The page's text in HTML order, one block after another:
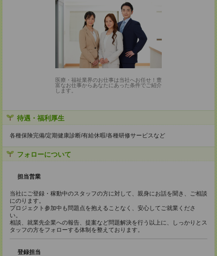
医療・福祉業界のお仕事は当社へお任せ！豊
富なお仕事からあなたにあった条件でご紹介
します。
待遇・福利厚生
各種保険完備/定期健康診断/有給休暇/各種研修サービスなど
フォローについて
担当営業
当社にご登録・稼動中のスタッフの方に対して、親身にお話を聞き、ご相談
にのります。
プロジェクト参加中も問題点を抱えることなく、安心してご就業くださ
い。
相談、就業先企業への報告、提案など問題解決を行う以上に、しっかりとス
タッフの方をフォローする体制を整えております。
登録担当